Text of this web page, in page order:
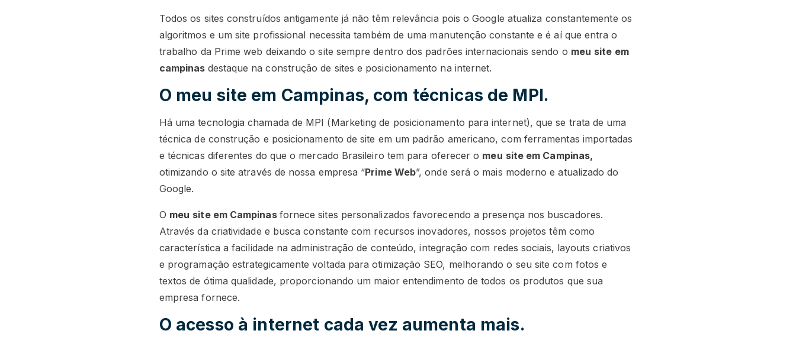
Todos os sites construídos antigamente já não têm relevância pois o Google atualiza constantemente os
algoritmos e um site profissional necessita também de uma manutenção constante e é aí que entra o
trabalho da Prime web deixando o site sempre dentro dos padrões internacionais sendo o meu site em
campinas destaque na construção de sites e posicionamento na internet.
O meu site em Campinas, com técnicas de MPI.
Há uma tecnologia chamada de MPI (Marketing de posicionamento para internet), que se trata de uma
técnica de construção e posicionamento de site em um padrão americano, com ferramentas importadas
e técnicas diferentes do que o mercado Brasileiro tem para oferecer o meu site em Campinas,
otimizando o site através de nossa empresa “Prime Web”, onde será o mais moderno e atualizado do
Google.
O meu site em Campinas fornece sites personalizados favorecendo a presença nos buscadores.
Através da criatividade e busca constante com recursos inovadores, nossos projetos têm como
característica a facilidade na administração de conteúdo, integração com redes sociais, layouts criativos
e programação estrategicamente voltada para otimização SEO, melhorando o seu site com fotos e
textos de ótima qualidade, proporcionando um maior entendimento de todos os produtos que sua
empresa fornece.
O acesso à internet cada vez aumenta mais.